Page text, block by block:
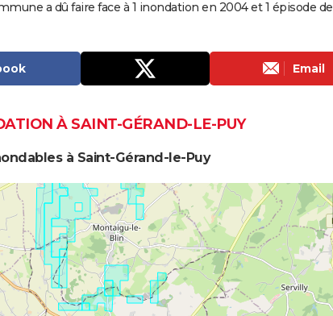
a dû faire face à 1 inondation en 2004 et 1 épisode de
Email
À SAINT-GÉRAND-LE-PUY
à Saint-Gérand-le-Puy